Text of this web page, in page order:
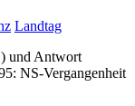
Landtag
und Antwort
NS-Vergangenheit